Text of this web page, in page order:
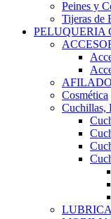
Peines y
Tijeras de
PELUQUERIA
Cosmética
Cuchillas,